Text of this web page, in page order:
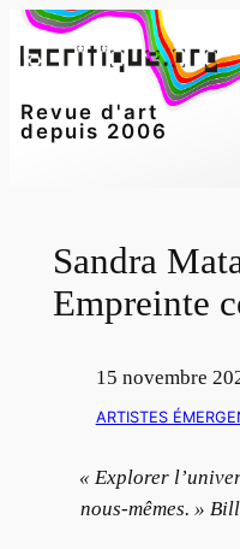
Aller
au
Revue d'art
depuis 2006
Sandra
Empreinte
15 novembre
ARTISTES
« Explorer
nous-mêmes. »